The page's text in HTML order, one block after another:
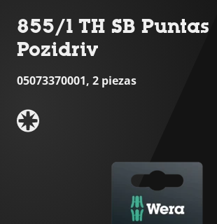
855/1 TH SB Puntas
Pozidriv
05073370001, 2 piezas